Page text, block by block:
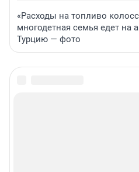
«Расходы на топливо
многодетная семья едет на
Турцию — фото